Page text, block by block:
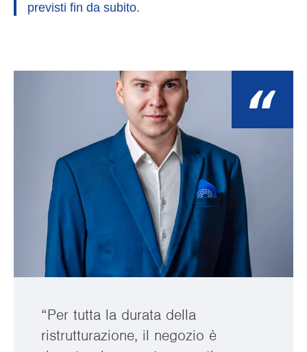
previsti fin da subito.
“Per tutta la durata della
ristrutturazione, il negozio è